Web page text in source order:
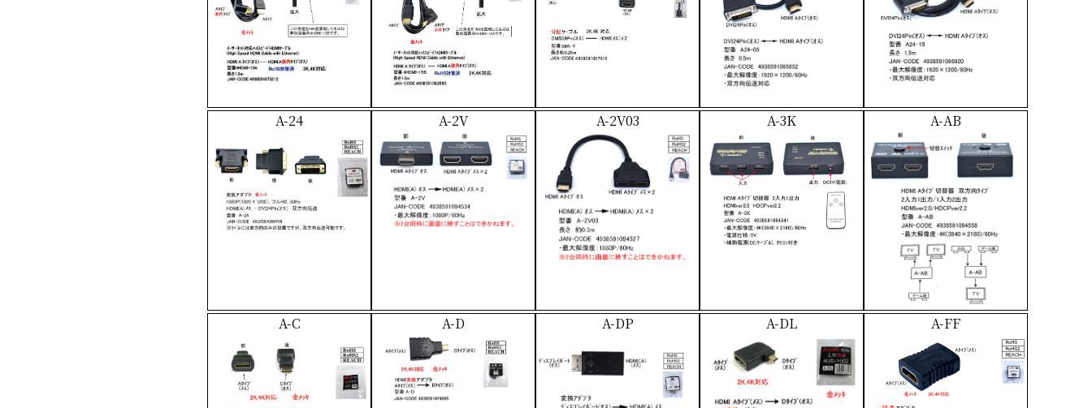
A-24 A-2V A-2V03 A-3K A-AB
A-C A-D A-DP A-DL A-FF